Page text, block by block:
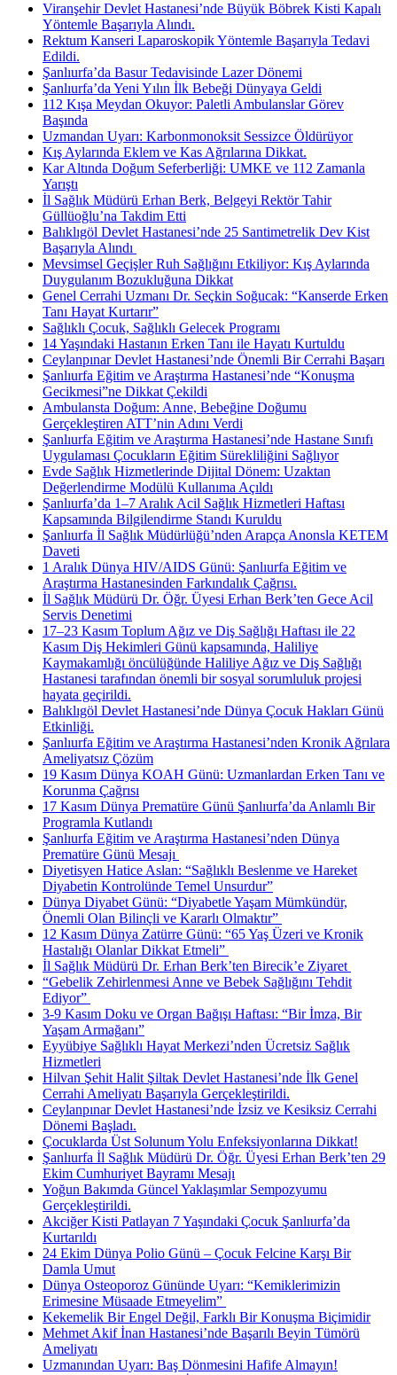
Viranşehir Devlet Hastanesi’nde Büyük Böbrek Kisti Kapalı
Yöntemle Başarıyla Alındı.
Rektum Kanseri Laparoskopik Yöntemle Başarıyla Tedavi
Edildi.
Şanlıurfa’da Basur Tedavisinde Lazer Dönemi
Şanlıurfa’da Yeni Yılın İlk Bebeği Dünyaya Geldi
112 Kışa Meydan Okuyor: Paletli Ambulanslar Görev
Başında
Uzmandan Uyarı: Karbonmonoksit Sessizce Öldürüyor
Kış Aylarında Eklem ve Kas Ağrılarına Dikkat.
Kar Altında Doğum Seferberliği: UMKE ve 112 Zamanla
Yarıştı
İl Sağlık Müdürü Erhan Berk, Belgeyi Rektör Tahir
Güllüoğlu’na Takdim Etti
Balıklıgöl Devlet Hastanesi’nde 25 Santimetrelik Dev Kist
Başarıyla Alındı ​
Mevsimsel Geçişler Ruh Sağlığını Etkiliyor: Kış Aylarında
Duygulanım Bozukluğuna Dikkat
Genel Cerrahi Uzmanı Dr. Seçkin Soğucak: “Kanserde Erken
Tanı Hayat Kurtarır”
Sağlıklı Çocuk, Sağlıklı Gelecek Programı
14 Yaşındaki Hastanın Erken Tanı ile Hayatı Kurtuldu
Ceylanpınar Devlet Hastanesi’nde Önemli Bir Cerrahi Başarı
Şanlıurfa Eğitim ve Araştırma Hastanesi’nde “Konuşma
Gecikmesi”ne Dikkat Çekildi
Ambulansta Doğum: Anne, Bebeğine Doğumu
Gerçekleştiren ATT’nin Adını Verdi
Şanlıurfa Eğitim ve Araştırma Hastanesi’nde Hastane Sınıfı
Uygulaması Çocukların Eğitim Sürekliliğini Sağlıyor
Evde Sağlık Hizmetlerinde Dijital Dönem: Uzaktan
Değerlendirme Modülü Kullanıma Açıldı
Şanlıurfa’da 1–7 Aralık Acil Sağlık Hizmetleri Haftası
Kapsamında Bilgilendirme Standı Kuruldu
Şanlıurfa İl Sağlık Müdürlüğü’nden Arapça Anonsla KETEM
Daveti
1 Aralık Dünya HIV/AIDS Günü: Şanlıurfa Eğitim ve
Araştırma Hastanesinden Farkındalık Çağrısı.
İl Sağlık Müdürü Dr. Öğr. Üyesi Erhan Berk’ten Gece Acil
Servis Denetimi
17–23 Kasım Toplum Ağız ve Diş Sağlığı Haftası ile 22
Kasım Diş Hekimleri Günü kapsamında, Haliliye
Kaymakamlığı öncülüğünde Haliliye Ağız ve Diş Sağlığı
Hastanesi tarafından önemli bir sosyal sorumluluk projesi
hayata geçirildi.
Balıklıgöl Devlet Hastanesi’nde Dünya Çocuk Hakları Günü
Etkinliği.
Şanlıurfa Eğitim ve Araştırma Hastanesi’nden Kronik Ağrılara
Ameliyatsız Çözüm
19 Kasım Dünya KOAH Günü: Uzmanlardan Erken Tanı ve
Korunma Çağrısı
17 Kasım Dünya Prematüre Günü Şanlıurfa’da Anlamlı Bir
Programla Kutlandı
Şanlıurfa Eğitim ve Araştırma Hastanesi’nden Dünya
Prematüre Günü Mesajı ​
Diyetisyen Hatice Aslan: “Sağlıklı Beslenme ve Hareket
Diyabetin Kontrolünde Temel Unsurdur”
Dünya Diyabet Günü: “Diyabetle Yaşam Mümkündür,
Önemli Olan Bilinçli ve Kararlı Olmaktır” ​
12 Kasım Dünya Zatürre Günü: “65 Yaş Üzeri ve Kronik
Hastalığı Olanlar Dikkat Etmeli” ​
İl Sağlık Müdürü Dr. Erhan Berk’ten Birecik’e Ziyaret ​
“Gebelik Zehirlenmesi Anne ve Bebek Sağlığını Tehdit
Ediyor” ​
3-9 Kasım Doku ve Organ Bağışı Haftası: “Bir İmza, Bir
Yaşam Armağanı”
Eyyübiye Sağlıklı Hayat Merkezi’nden Ücretsiz Sağlık
Hizmetleri
Hilvan Şehit Halit Şiltak Devlet Hastanesi’nde İlk Genel
Cerrahi Ameliyatı Başarıyla Gerçekleştirildi.
Ceylanpınar Devlet Hastanesi’nde İzsiz ve Kesiksiz Cerrahi
Dönemi Başladı.
Çocuklarda Üst Solunum Yolu Enfeksiyonlarına Dikkat!
Şanlıurfa İl Sağlık Müdürü Dr. Öğr. Üyesi Erhan Berk’ten 29
Ekim Cumhuriyet Bayramı Mesajı
Yoğun Bakımda Güncel Yaklaşımlar Sempozyumu
Gerçekleştirildi.
Akciğer Kisti Patlayan 7 Yaşındaki Çocuk Şanlıurfa’da
Kurtarıldı
24 Ekim Dünya Polio Günü – Çocuk Felcine Karşı Bir
Damla Umut
Dünya Osteoporoz Gününde Uyarı: “Kemiklerimizin
Erimesine Müsaade Etmeyelim” ​
Kekemelik Bir Engel Değil, Farklı Bir Konuşma Biçimidir
Mehmet Akif İnan Hastanesi’nde Başarılı Beyin Tümörü
Ameliyatı
Uzmanından Uyarı: Baş Dönmesini Hafife Almayın!